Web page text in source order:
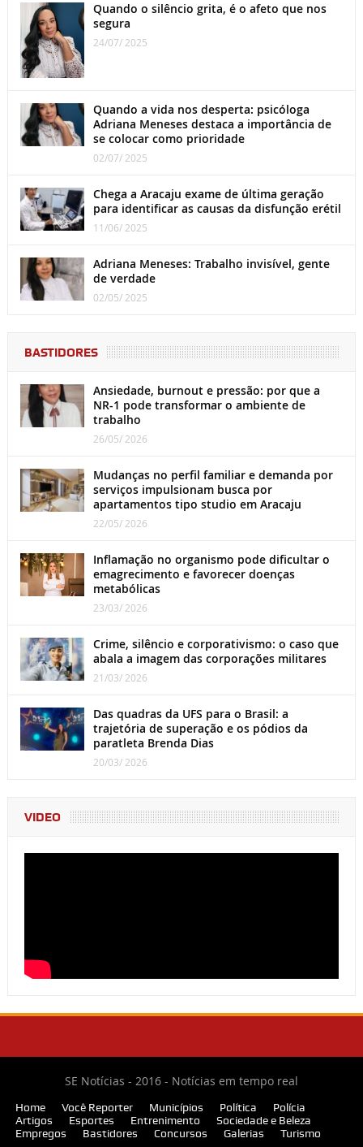
Quando o silêncio grita, é o afeto que nos
segura
24/07/ 2025
Quando a vida nos desperta: psicóloga
Adriana Meneses destaca a importância de
se colocar como prioridade
02/07/ 2025
Chega a Aracaju exame de última geração
para identificar as causas da disfunção erétil
11/06/ 2025
Adriana Meneses: Trabalho invisível, gente
de verdade
02/05/ 2025
BASTIDORES
Ansiedade, burnout e pressão: por que a
NR-1 pode transformar o ambiente de
trabalho
26/05/ 2026
Mudanças no perfil familiar e demanda por
serviços impulsionam busca por
apartamentos tipo studio em Aracaju
22/05/ 2026
Inflamação no organismo pode dificultar o
emagrecimento e favorecer doenças
metabólicas
23/03/ 2026
Crime, silêncio e corporativismo: o caso que
abala a imagem das corporações militares
21/03/ 2026
Das quadras da UFS para o Brasil: a
trajetória de superação e os pódios da
paratleta Brenda Dias
20/03/ 2026
VIDEO
SE Notícias - 2016 - Notícias em tempo real
Home Você Reporter Municípios Política
Polícia
Artigos
Esportes Entrenimento
Sociedade e Beleza
Empregos
Bastidores Concursos Galerias Turismo